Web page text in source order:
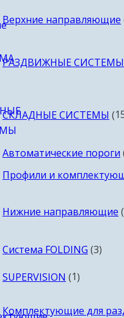
Верхние направляющие
РАЗДВИЖНЫЕ СИСТЕМЫ
СКЛАДНЫЕ СИСТЕМЫ
Автоматические пороги
Профили и
Нижние направляющие
Система FOLDING 33
SUPERVISION 11
Комплектующие для